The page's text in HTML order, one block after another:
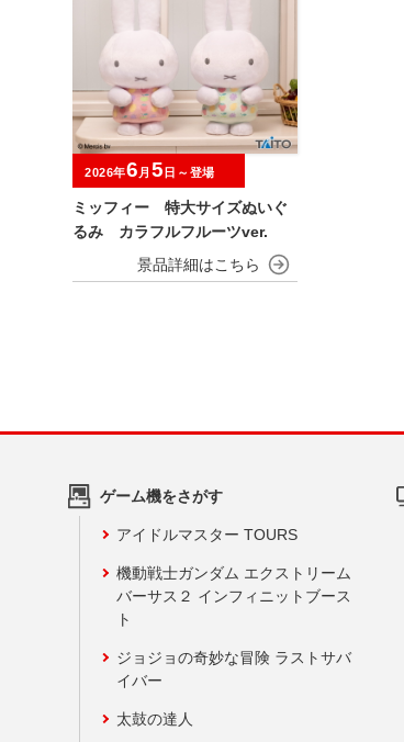
ミッフィー 特大サイズぬいぐ
るみ カラフルフルーツver.
2026年6 月 5 日～登場
ゲーム機をさがす
アイドルマスター TOURS
機動戦士ガンダム エクストリーム
バーサス２ インフィニットブース
ト
ジョジョの奇妙な冒険 ラストサバ
イバー
太鼓の達人